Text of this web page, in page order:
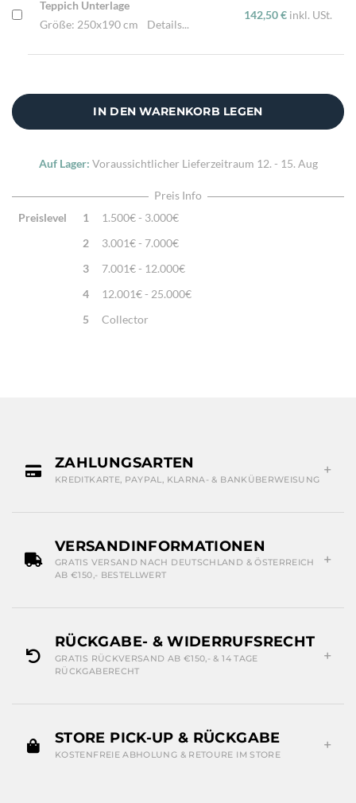
Teppich Unterlage
Größe: 250x190 cm
Details...
142,50 € inkl. USt.
IN DEN WARENKORB LEGEN
Auf Lager: Voraussichtlicher Lieferzeitraum 12. - 15. Aug
Preis Info
Preislevel
1
1.500€ - 3.000€
2
3.001€ - 7.000€
3
7.001€ - 12.000€
4
12.001€ - 25.000€
5
Collector
ZAHLUNGSARTEN
KREDITKARTE, PAYPAL, KLARNA- & BANKÜBERWEISUNG
VERSANDINFORMATIONEN
GRATIS VERSAND NACH DEUTSCHLAND & ÖSTERREICH
AB €150,- BESTELLWERT
RÜCKGABE- & WIDERRUFSRECHT
GRATIS RÜCKVERSAND AB €150,- & 14 TAGE
RÜCKGABERECHT
STORE PICK-UP & RÜCKGABE
KOSTENFREIE ABHOLUNG & RETOURE IM STORE